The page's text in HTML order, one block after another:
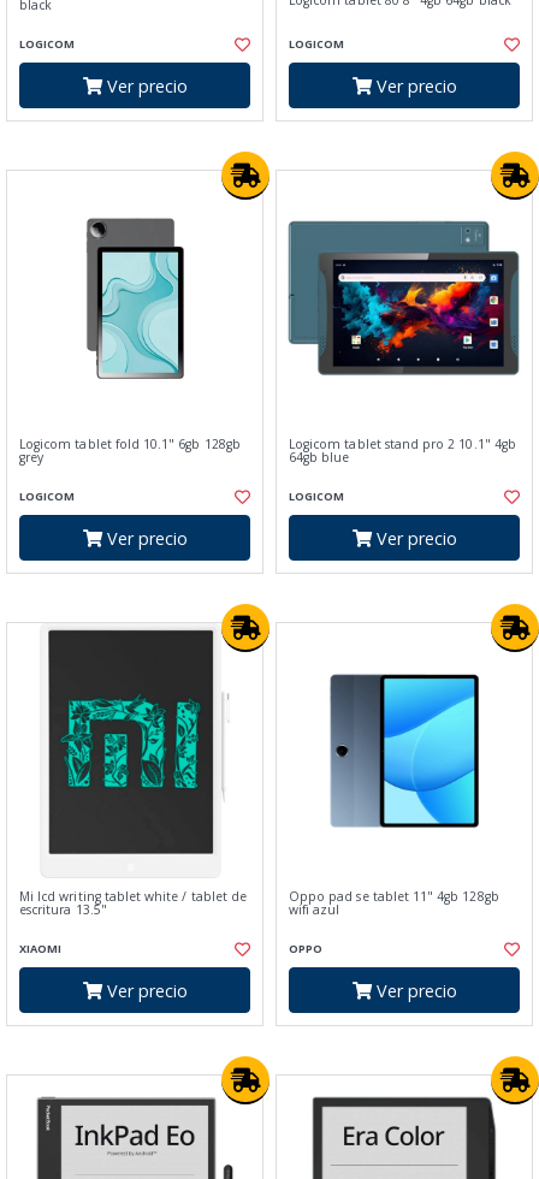
black
LOGICOM
Ver precio
LOGICOM
Ver precio
Logicom tablet fold 10.1" 6gb 128gb
grey
LOGICOM
Ver precio
Logicom tablet stand pro 2 10.1" 4gb
64gb blue
LOGICOM
Ver precio
Mi lcd writing tablet white / tablet de
escritura 13.5"
XIAOMI
Ver precio
Oppo pad se tablet 11" 4gb 128gb
wifi azul
OPPO
Ver precio